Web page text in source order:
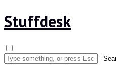
Stuffdesk